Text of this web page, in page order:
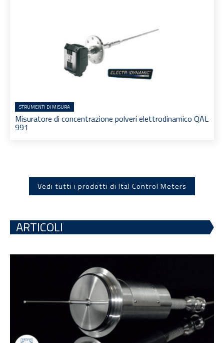
STRUMENTI DI MISURA
Misuratore di concentrazione polveri elettrodinamico QAL
991
Vedi tutti i prodotti di Ital Control Meters
ARTICOLI